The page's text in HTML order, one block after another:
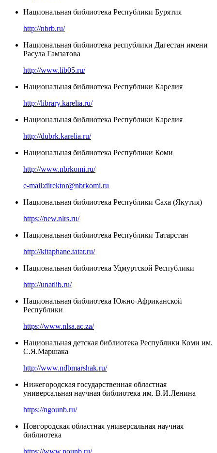
Национальная библиотека Республики Бурятия
http://nbrb.ru/
Национальная библиотека республики Дагестан имени
Расула Гамзатова
http://www.lib05.ru/
Национальная библиотека Республики Карелия
http://library.karelia.ru/
Национальная библиотека Республики Карелия
http://dubrk.karelia.ru/
Национальная библиотека Республики Коми
http://www.nbrkomi.ru/
e-mail:direktor@nbrkomi.ru
Национальная библиотека Республики Саха (Якутия)
https://new.nlrs.ru/
Национальная библиотека Республики Татарстан
http://kitaphane.tatar.ru/
Национальная библиотека Удмуртской Республики
http://unatlib.ru/
Национальная библиотека Южно-Африканской
Республики
https://www.nlsa.ac.za/
Национальная детская библиотека Республики Коми им.
С.Я.Маршака
http://www.ndbmarshak.ru/
Нижегородская государственная областная
универсальная научная библиотека им. В.И.Ленина
https://ngounb.ru/
Новгородская областная универсальная научная
библиотека
https://www.nounb.ru/